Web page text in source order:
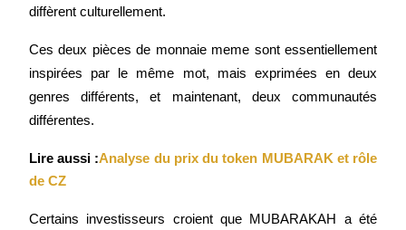
diffèrent culturellement.
Ces deux pièces de monnaie meme sont essentiellement
inspirées par le même mot, mais exprimées en deux
genres différents, et maintenant, deux communautés
différentes.
Lire aussi :Analyse du prix du token MUBARAK et rôle
de CZ
Certains investisseurs croient que MUBARAKAH a été